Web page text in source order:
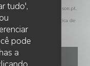
tudo',
pode
a
através de
robinson.pt.
consulte a nossa
política de